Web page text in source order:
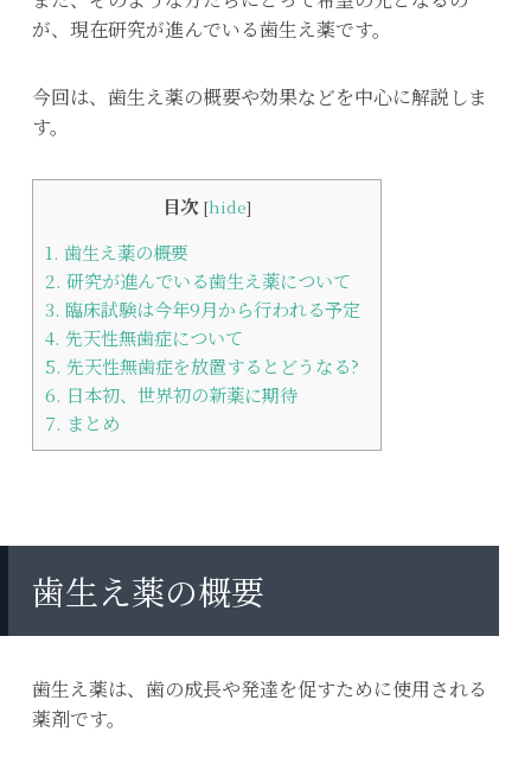
が、現在研究が進んでいる歯生え薬です。
今回は、歯生え薬の概要や効果などを中心に解説しま
す。
目次 [hide]
1. 歯生え薬の概要
2. 研究が進んでいる歯生え薬について
3. 臨床試験は今年9月から行われる予定
4. 先天性無歯症について
5. 先天性無歯症を放置するとどうなる?
6. 日本初、世界初の新薬に期待
7. まとめ
歯生え薬の概要
歯生え薬は、歯の成長や発達を促すために使用される
薬剤です。